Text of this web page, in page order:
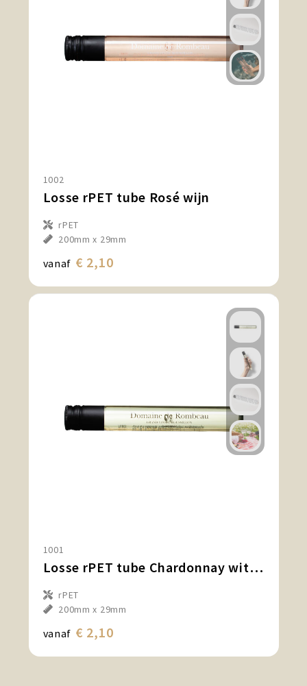
1002
Losse rPET tube Rosé wijn
rPET
200mm x 29mm
vanaf € 2,10
1001
Losse rPET tube Chardonnay witte wijn
rPET
200mm x 29mm
vanaf € 2,10